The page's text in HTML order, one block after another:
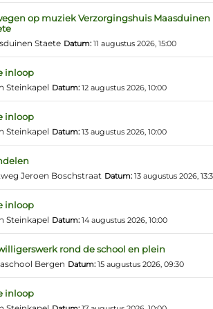
op muziek Verzorgingshuis Maasduinen
Staete Datum: 11 augustus 2026, 15:00
inloop
Steinkapel Datum: 12 augustus 2026, 10:00
inloop
Steinkapel Datum: 13 augustus 2026, 10:00
Jeroen Boschstraat Datum: 13 augustus 2026,
inloop
Steinkapel Datum: 14 augustus 2026, 10:00
rond de school en plein
Bergen Datum: 15 augustus 2026, 09:30
inloop